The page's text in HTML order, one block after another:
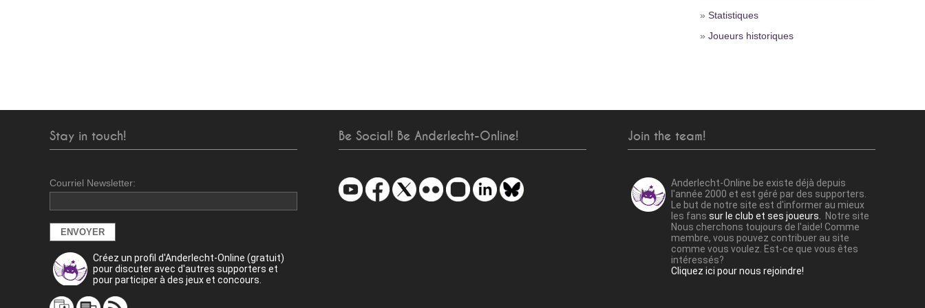
» Statistiques
» Joueurs historiques
Stay in touch!
Courriel Newsletter:
Créez un profil d'Anderlecht-Online (gratuit)
pour discuter avec d'autres supporters et
pour participer à des jeux et concours.
Be Social! Be Anderlecht-Online! Join the team!
Anderlecht-Online.be existe déjà depuis
l'année 2000 et est géré par des supporters.
Le but de notre site est d'informer au mieux
les fans sur le club et ses joueurs.
Notre site
Nous cherchons toujours de l'aide! Comme
membre, vous pouvez contribuer au site
comme vous voulez. Est-ce que vous êtes
intéressés?
Cliquez ici pour nous rejoindre!